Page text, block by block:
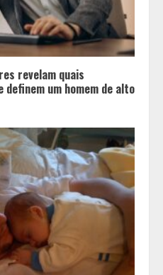
revelam quais
um homem de alto
que mais
um relacionamento e a
dos casais nem percebe